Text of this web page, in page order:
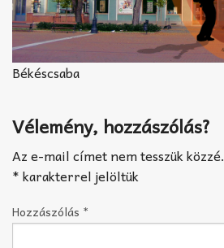
Békéscsaba
Vélemény, hozzászólás?
Az e-mail címet nem tesszük közzé.
*karakterrel jelöltük
Hozzászólás *